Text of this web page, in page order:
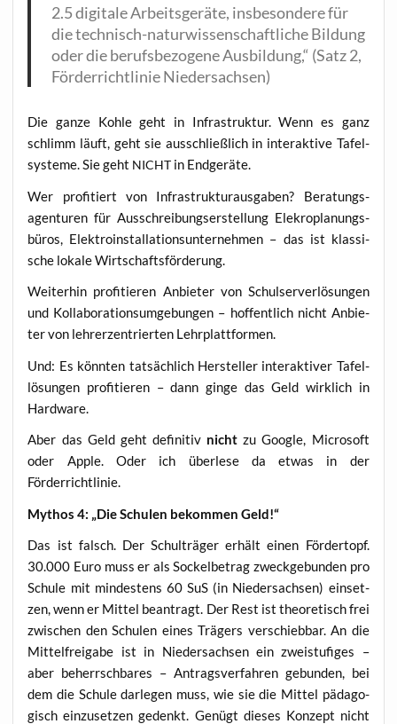
2.5 digi­ta­le Arbeits­ge­rä­te, ins­be­son­de­re für
die tech­nisch-natur­wis­sen­schaft­li­che Bil­dung
oder die berufs­be­zo­ge­ne Aus­bil­dung,“ (Satz 2,
För­der­richt­li­nie Niedersachsen)
Die gan­ze Koh­le geht in Infra­struk­tur. Wenn es ganz
schlimm läuft, geht sie aus­schließ­lich in inter­ak­ti­ve Tafel­
sys­te­me. Sie geht NICHT in Endgeräte.
Wer pro­fi­tiert von Infra­struk­tur­aus­ga­ben? Bera­tungs­
agen­tu­ren für Aus­schrei­bungs­er­stel­lung Ele­kro­pla­nungs­
bü­ros, Elek­tro­in­stal­la­ti­ons­un­ter­neh­men – das ist klas­si­
sche loka­le Wirtschaftsförderung.
Wei­ter­hin pro­fi­tie­ren Anbie­ter von Schul­ser­ver­lö­sun­gen
und Kol­la­bo­ra­ti­ons­um­ge­bun­gen – hof­fent­lich nicht Anbie­
ter von leh­rer­zen­trier­ten Lehrplattformen.
Und: Es könn­ten tat­säch­lich Her­stel­ler inter­ak­ti­ver Tafel­
lö­sun­gen pro­fi­tie­ren – dann gin­ge das Geld wirk­lich in
Hardware.
Aber das Geld geht defi­ni­tiv nicht zu Goog­le, Micro­soft
oder Apple. Oder ich über­le­se da etwas in der
Förderrichtlinie.
Mythos 4: „Die Schu­len bekom­men Geld!“
Das ist falsch. Der Schul­trä­ger erhält einen För­der­topf.
30.000 Euro muss er als Sockel­be­trag zweck­ge­bun­den pro
Schu­le mit min­des­tens 60 SuS (in Nie­der­sach­sen) ein­set­
zen, wenn er Mit­tel bean­tragt. Der Rest ist theo­re­tisch frei
zwi­schen den Schu­len eines Trä­gers ver­schieb­bar. An die
Mit­tel­frei­ga­be ist in Nie­der­sach­sen ein zwei­stu­fi­ges –
aber beherrsch­ba­res – Antrags­ver­fah­ren gebun­den, bei
dem die Schu­le dar­le­gen muss, wie sie die Mit­tel päd­ago­
gisch ein­zu­set­zen gedenkt. Genügt die­ses Kon­zept nicht